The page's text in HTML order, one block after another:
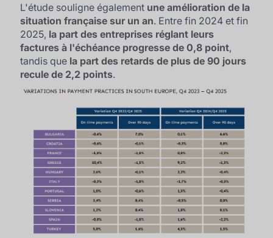
L'étude souligne également une amélioration de la
situation française sur un an. Entre fin 2024 et fin
2025, la part des entreprises réglant leurs
factures à l'échéance progresse de 0,8 point,
tandis que la part des retards de plus de 90 jours
recule de 2,2 points.